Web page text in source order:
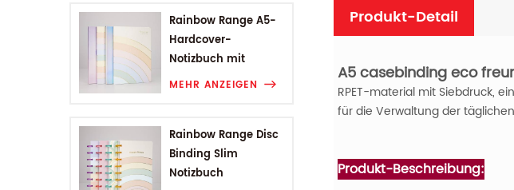
Rainbow Range A5-
Hardcover-
Notizbuch mit
Hüllenbindung
MEHR ANZEIGEN
Rainbow Range Disc
Binding Slim
Notizbuch
Produkt-Detail
A5casebindingeco
RPET-material mit Siebdruck,
für die Verwaltung der
Produkt-Beschreibung: